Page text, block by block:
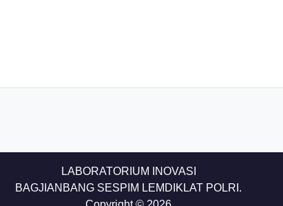
LABORATORIUM INOVASI
BAGJIANBANG SESPIM LEMDIKLAT POLRI.